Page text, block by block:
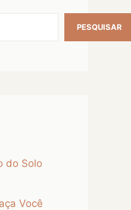
PESQUISAR
do Solo
Você